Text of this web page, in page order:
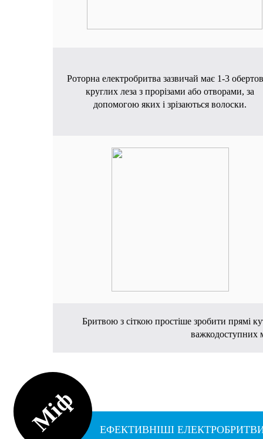
Роторна електробритва зазвичай має 1-3
круглих леза з прорізами або отворами, за
допомогою яких і зрізаються волоски.
Бритвою з сіткою простіше зробити прямі
важкодоступних
Міф
ЕФЕКТИВНІШІ